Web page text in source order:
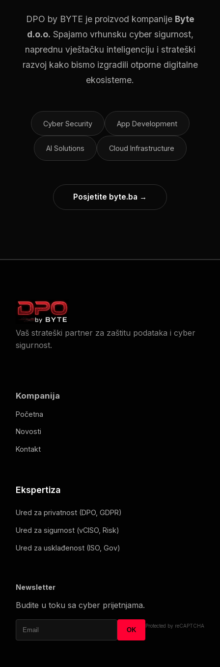
DPO by BYTE je proizvod kompanije Byte
d.o.o. Spajamo vrhunsku cyber sigurnost,
naprednu vještačku inteligenciju i strateški
razvoj kako bismo izgradili otporne digitalne
ekosisteme.
Cyber Security App Development
AI Solutions Cloud Infrastructure
Posjetite byte.ba →
Vaš strateški partner za zaštitu podataka i cyber
sigurnost.
Kompanija
Početna
Novosti
Kontakt
Ekspertiza
Ured za privatnost (DPO, GDPR)
Ured za sigurnost (vCISO, Risk)
Ured za usklađenost (ISO, Gov)
Newsletter
Budite u toku sa cyber prijetnjama.
OK
Protected by reCAPTCHA